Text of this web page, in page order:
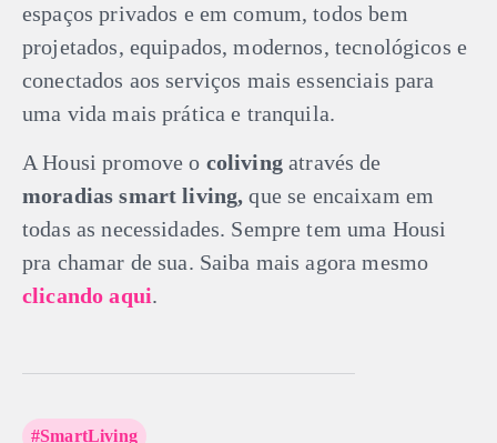
espaços privados e em comum, todos bem
projetados, equipados, modernos, tecnológicos e
conectados aos serviços mais essenciais para
uma vida mais prática e tranquila.
A Housi promove o colivingatravés de
moradias smart living,que se encaixam em
todas as necessidades. Sempre tem uma Housi
pra chamar de sua. Saiba mais agora mesmo
clicando aqui.
#SmartLiving